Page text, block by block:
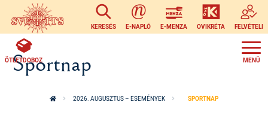
Ugrás a tartalomra
KERESÉS E-NAPLÓ E-MENZA OVIKRÉTA FELVÉTELI
ÖTLETDOBOZ
Sportnap
2026. AUGUSZTUS – ESEMÉNYEK SPORTNAP